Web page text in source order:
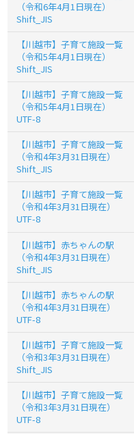
（令和6年4月1日現在）
Shift_JIS
【川越市】子育て施設一覧
（令和5年4月1日現在）
Shift_JIS
【川越市】子育て施設一覧
（令和5年4月1日現在）
UTF-8
【川越市】子育て施設一覧
（令和4年3月31日現在）
Shift_JIS
【川越市】子育て施設一覧
（令和4年3月31日現在）
UTF-8
【川越市】赤ちゃんの駅
（令和4年3月31日現在）
Shift_JIS
【川越市】赤ちゃんの駅
（令和4年3月31日現在）
UTF-8
【川越市】子育て施設一覧
（令和3年3月31日現在）
Shift_JIS
【川越市】子育て施設一覧
（令和3年3月31日現在）
UTF-8